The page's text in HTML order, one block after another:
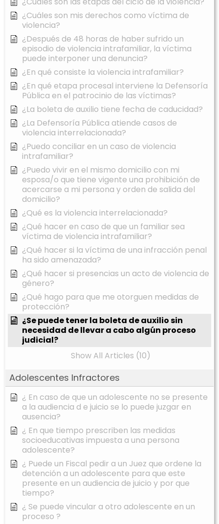
¿Cuáles son mis derechos como víctima de
violencia?
¿Después de 48 horas de haber sufrido un
episodio de violencia intrafamiliar, la víctima
puede interponer una denuncia?
¿En qué consiste la violencia intrafamiliar?
¿En qué etapa procesal interviene la Defensoría
Pública en el patrocinio de las víctimas?
¿La boleta de auxilio tiene fecha de caducidad?
¿La Defensoría Pública atiende casos de
violencia interrelacionada?
¿Puedo conciliar en un caso de violencia
intrafamiliar?
¿Puedo vivir en el mismo domicilio con mi
esposa/o que tiene vigente una prohibición de
acercarse a mi persona y orden de salida del
domicilio?
¿Qué es la violencia interrelacionada?
¿Qué hacer en caso de que un familiar sea
víctima de violencia intrafamiliar?
¿Qué hacer si la víctima de una infracción penal
ha sido amenazada?
¿Qué hacer si presencias un acto de violencia de
género?
¿Qué hago para que me otorguen medidas de
protección?
¿Se puede tener la boleta de auxilio sin
necesidad de llevar a cabo algún proceso
judicial?
Show All Articles (10)
Adolescentes Infractores
¿ En caso de que un adolescente no se presente
a la audiencia d e juicio se lo puede juzgar en
ausencia?
¿ En que tiempo prescriben las medidas
socioeducativas impuesta a una persona
adolescente?
¿ Puede un Fiscal pedir a un Juez que ordene la
detención a un adolescente para que este
presente en un audiencia de juicio y por que
tiempo?
¿ Se puede vincular a otro adolescente en un
proceso ?